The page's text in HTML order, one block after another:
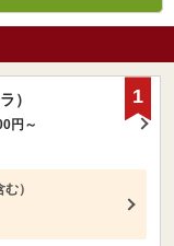
）
円～
）
1